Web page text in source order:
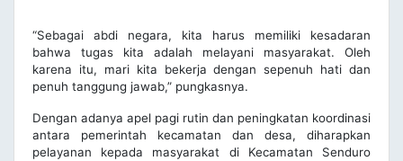
“Sebagai abdi negara, kita harus memiliki kesadaran
bahwa tugas kita adalah melayani masyarakat. Oleh
karena itu, mari kita bekerja dengan sepenuh hati dan
penuh tanggung jawab,” pungkasnya.
Dengan adanya apel pagi rutin dan peningkatan koordinasi
antara pemerintah kecamatan dan desa, diharapkan
pelayanan kepada masyarakat di Kecamatan Senduro